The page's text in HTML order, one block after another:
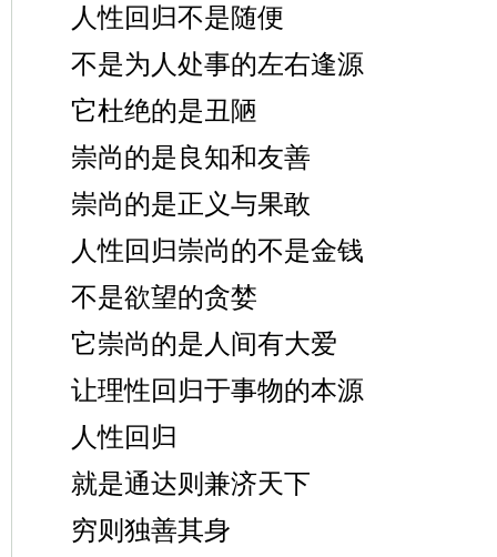
人性回归不是随便
不是为人处事的左右逢源
它杜绝的是丑陋
崇尚的是良知和友善
崇尚的是正义与果敢
人性回归崇尚的不是金钱
不是欲望的贪婪
它崇尚的是人间有大爱
让理性回归于事物的本源
人性回归
就是通达则兼济天下
穷则独善其身